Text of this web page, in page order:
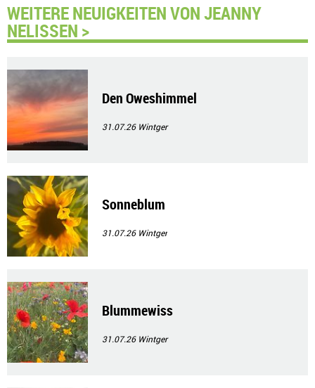
WEITERE NEUIGKEITEN VON JEANNY
NELISSEN >
Den Oweshimmel
31.07.26 Wintger
Sonneblum
31.07.26 Wintger
Blummewiss
31.07.26 Wintger